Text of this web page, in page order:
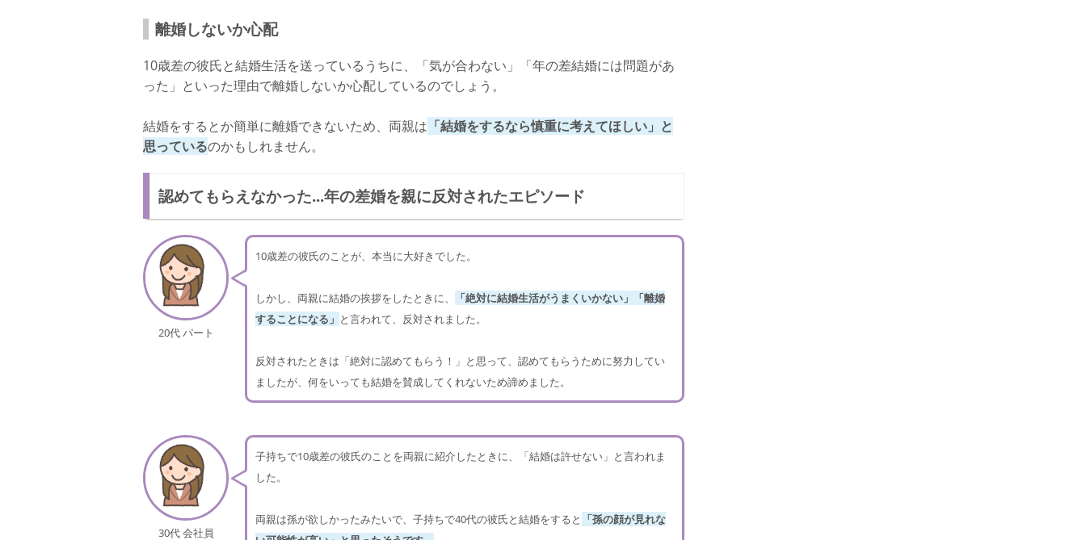
離婚しないか心配
10歳差の彼氏と結婚生活を送っているうちに、「気が合わない」「年の差結婚には問題があ
った」といった理由で離婚しないか心配しているのでしょう。
結婚をするとか簡単に離婚できないため、両親は 「結婚をするなら慎重に考えてほしい」と
思っているのかもしれません。
認めてもらえなかった...年の差婚を親に反対されたエピソード
20代 パート
10歳差の彼氏のことが、本当に大好きでした。
しかし、両親に結婚の挨拶をしたときに、
「絶対に結婚生活がうまくいかない」「離婚
することになる」 と言われて、反対されました。
反対されたときは「絶対に認めてもらう！」と思って、認めてもらうために努力してい
ましたが、何をいっても結婚を賛成してくれないため諦めました。
30代 会社員
子持ちで10歳差の彼氏のことを両親に紹介したときに、「結婚は許せない」と言われま
した。
両親は孫が欲しかったみたいで、子持ちで40代の彼氏と結婚をすると 「孫の顔が見れな